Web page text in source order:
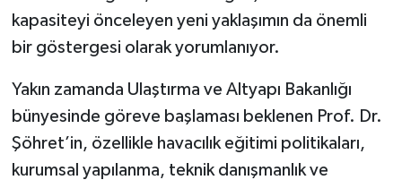
kapasiteyi önceleyen yeni yaklaşımın da önemli
bir göstergesi olarak yorumlanıyor.
Yakın zamanda Ulaştırma ve Altyapı Bakanlığı
bünyesinde göreve başlaması beklenen Prof. Dr.
Şöhret’in, özellikle havacılık eğitimi politikaları,
kurumsal yapılanma, teknik danışmanlık ve